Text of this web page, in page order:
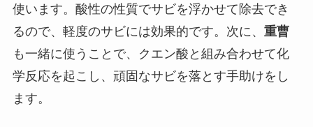
使います。酸性の性質でサビを浮かせて除去でき
るので、軽度のサビには効果的です。次に、 重曹
も一緒に使うことで、クエン酸と組み合わせて化
学反応を起こし、頑固なサビを落とす手助けをし
ます。